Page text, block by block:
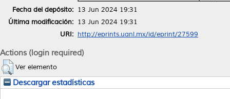
Fecha del depósito: 13 Jun 2024 19:31
Última modificación: 13 Jun 2024 19:31
URI: http://eprints.uanl.mx/id/eprint/27599
Actions (login required)
Ver elemento
Descargar estadísticas